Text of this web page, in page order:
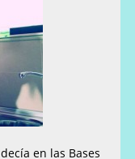
en las Bases